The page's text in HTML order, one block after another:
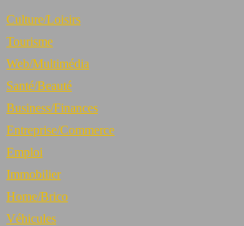
Culture/Loisirs
Tourisme
Web/Multimédia
Santé/Beauté
Business/Finances
Entreprise/Commerce
Emploi
Immobilier
Home/Brico
Véhicules